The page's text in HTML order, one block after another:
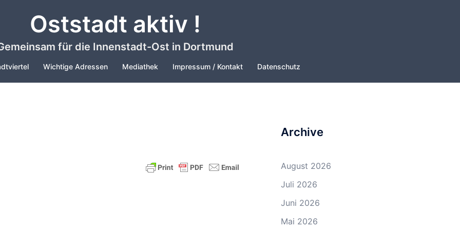
Oststadt aktiv !
für die Innenstadt-Ost in Dortmund
Wichtige Adressen Mediathek Impressum / Kontakt Datenschutz
Archive
August 2026
Juli 2026
Juni 2026
Mai 2026